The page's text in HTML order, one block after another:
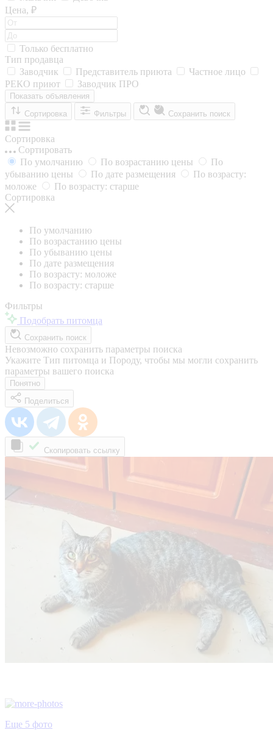
Цена, ₽
Только бесплатно
Тип продавца
Заводчик
Представитель приюта
Частное лицо
РЕКО приют
Заводчик ПРО
Показать объявления
Сортировка
Фильтры Сохранить поиск
Сортировка
Сортировать
По умолчанию
По возрастанию цены
По
убыванию цены
По дате размещения
По возрасту:
моложе
По возрасту: старше
Сортировка
По умолчанию
По возрастанию цены
По убыванию цены
По дате размещения
По возрасту: моложе
По возрасту: старше
Фильтры
Подобрать питомца
Сохранить поиск
Невозможно сохранить параметры поиска
Укажите Тип питомца и Породу, чтобы мы могли сохранить
параметры вашего поиска
Понятно
Поделиться
Скопировать ссылку
Еще 5 фото